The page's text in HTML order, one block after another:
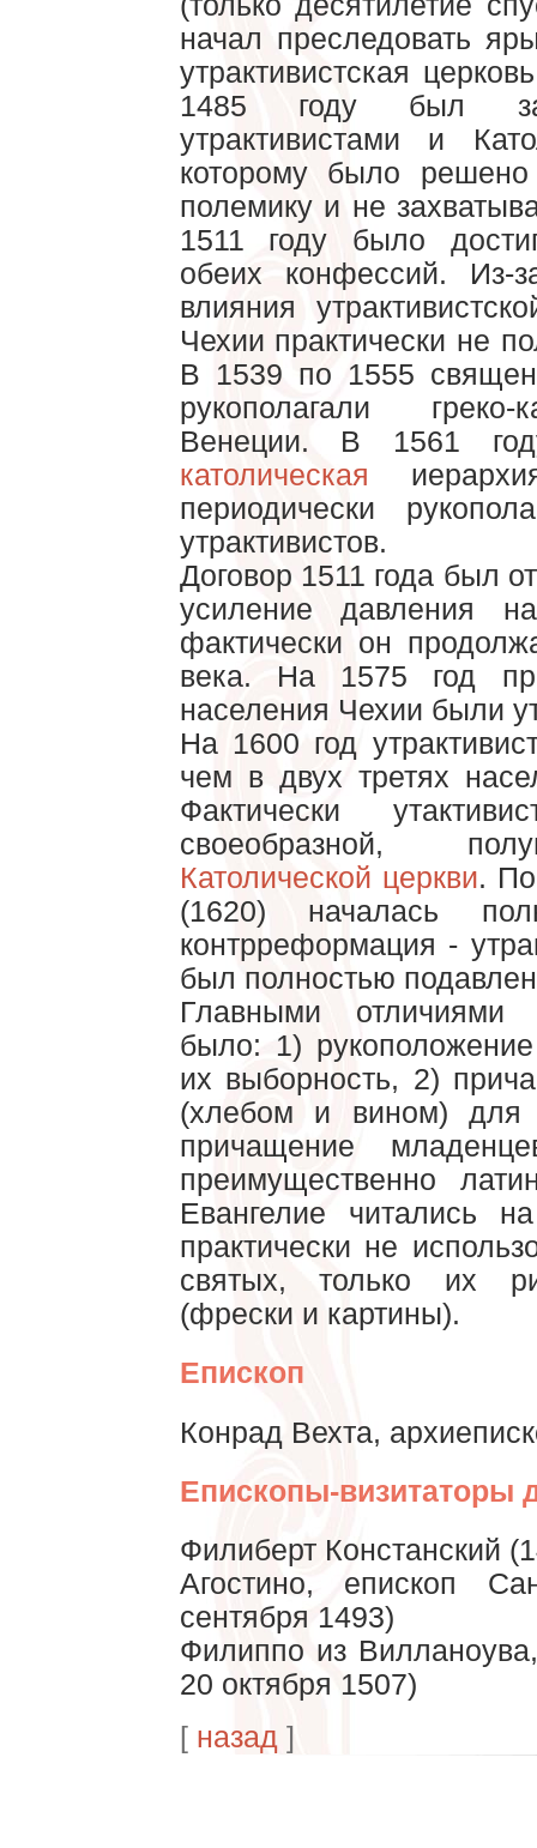
начал преследовать
утрактивистская
1485 году был
утрактивистами и
которому было
полемику и не
1511 году было
обеих конфессий. Из-
влияния
Чехии практически не
В 1539 по 1555
рукополагали греко-
Венеции. В 1561
католическая
периодически
утрактивистов.
Договор 1511 года был
усиление давления
фактически он
века. На 1575 год
населения Чехии были
На 1600 год
чем в двух третях
Фактически
своеобразной,
Католической церкви.
(1620) началась
контрреформация -
был полностью
Главными отличиями
было: 1)
их выборность, 2)
(хлебом и вином) для
причащение
преимущественно
Евангелие читались
практически не
святых, только их
(фрески и картины).
Епископ
Конрад Вехта,
Епископы-визитаторы
Филиберт Констанский
Агостино, епископ
сентября 1493)
Филиппо из
20 октября 1507)
[ назад ]